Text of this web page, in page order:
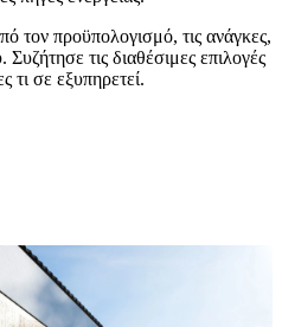
τον προϋπολογισμό, τις ανάγκες,
τις διαθέσιμες επιλογές
τι σε εξυπηρετεί.